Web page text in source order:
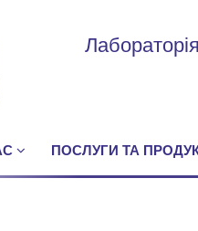
ПОСЛУГИ ТА